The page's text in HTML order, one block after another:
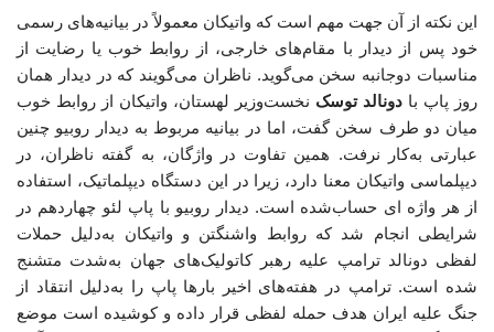
این نکته از آن جهت مهم است که واتیکان معمولاً در بیانیه‌های رسمی
خود پس از دیدار با مقام‌های خارجی، از روابط خوب یا رضایت از
مناسبات دوجانبه سخن می‌گوید. ناظران می‌گویند که در دیدار همان
روز پاپ با دونالد توسک نخست‌وزیر لهستان، واتیکان از روابط خوب
میان دو طرف سخن گفت، اما در بیانیه مربوط به دیدار روبیو چنین
عبارتی به‌کار نرفت. همین تفاوت در واژگان، به گفته ناظران، در
دیپلماسی واتیکان معنا دارد، زیرا در این دستگاه دیپلماتیک، استفاده
از هر واژه ای حساب‌شده است. دیدار روبیو با پاپ لئو چهاردهم در
شرایطی انجام شد که روابط واشنگتن و واتیکان به‌دلیل حملات
لفظی دونالد ترامپ علیه رهبر کاتولیک‌های جهان به‌شدت متشنج
شده است. ترامپ در هفته‌های اخیر بارها پاپ را به‌دلیل انتقاد از
جنگ علیه ایران هدف حمله لفظی قرار داده و کوشیده است موضع